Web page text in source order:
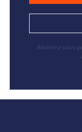
Abonnez-vous